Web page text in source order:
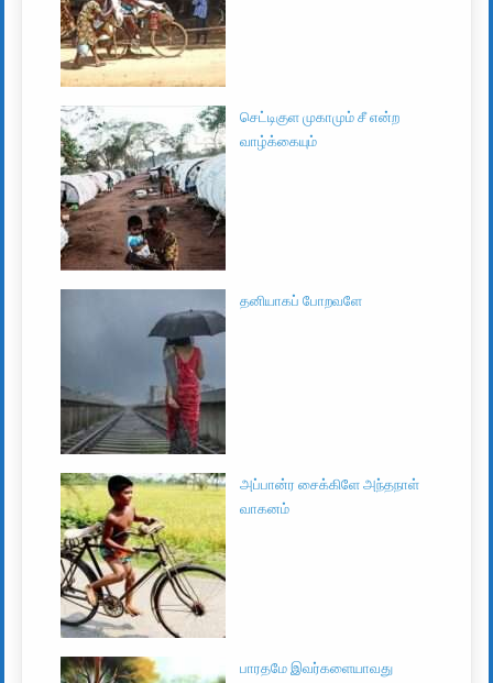
செட்டிகுள முகாமும் சீ என்ற
வாழ்க்கையும்
தனியாகப் போறவளே
அப்பான்ர சைக்கிளே அந்தநாள்
வாகனம்
பாரதமே இவர்களையாவது